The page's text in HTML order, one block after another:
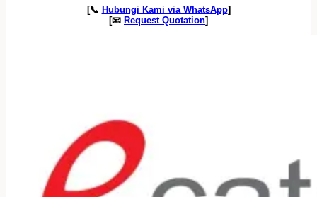
[📞 Hubungi Kami via WhatsApp]
[📧 Request Quotation]